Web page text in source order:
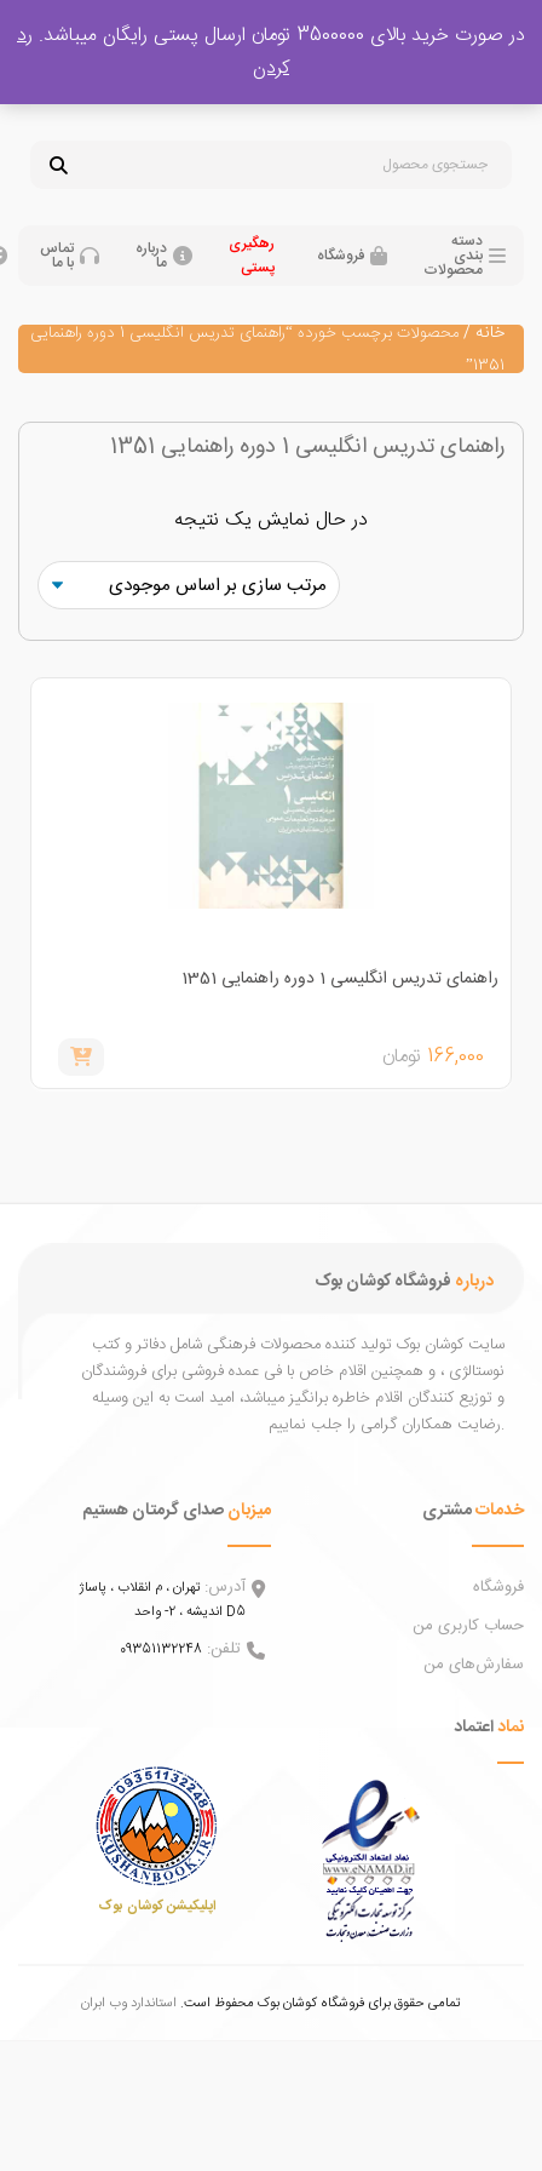
پشتیبانی فروش
09120329397
بندی
محصولات
فروشگاه درباره تماس
/
محصولات برچسب خورده “راهنمای تدریس انگلیسی 1 دوره راهنمایی
تدریس انگلیسی 1 دوره راهنمایی 1351
در حال نمایش یک نتیجه
تدریس انگلیسی 1 دوره راهنمایی 1351
166,000تومان
فروشگاه کوشان بوک
کوشان بوک تولید کننده محصولات فرهنگی شامل دفاتر و کتب
، و همچنین اقلام خاص با فی عمده فروشی برای فروشندگان
کنندگان اقلام خاطره برانگیز میباشد، امید است به این وسیله
مشتری
کاربری من
من
صدای گرمتان هستیم
آدرس:تهران ، م انقلاب ، پاساژ
تلفن:09351132248
اپلیکیشن کوشان بوک
تمامی حقوق برای فروشگاه کوشان بوک محفوظ است.استاندارد وب ابران
3500000 تومان ارسال پستی رایگان میباشد.
رد